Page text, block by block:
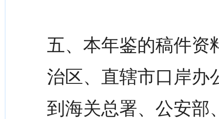
五、本年鉴的稿件资
治区、直辖市口岸办
到海关总署、公安部